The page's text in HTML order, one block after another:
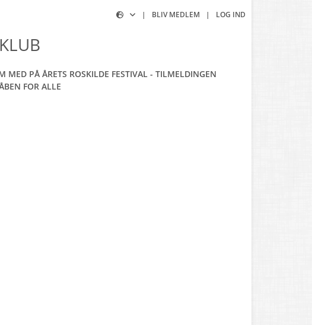
| BLIV MEDLEM | LOG IND
MED PÅ ÅRETS ROSKILDE FESTIVAL - TILMELDINGEN
FOR ALLE